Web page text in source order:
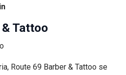
& Tattoo
Route 69 Barber & Tattoo se